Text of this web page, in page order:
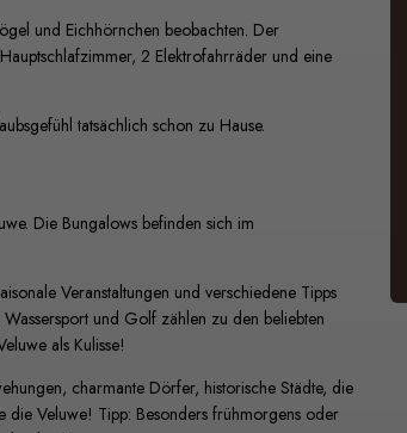
und Eichhörnchen beobachten. Der
2 Elektrofahrräder und eine
tatsächlich schon zu Hause.
Die Bungalows befinden sich im
Veranstaltungen und verschiedene Tipps
und Golf zählen zu den beliebten
als Kulisse!
charmante Dörfer, historische Städte, die
die Veluwe! Tipp: Besonders frühmorgens oder